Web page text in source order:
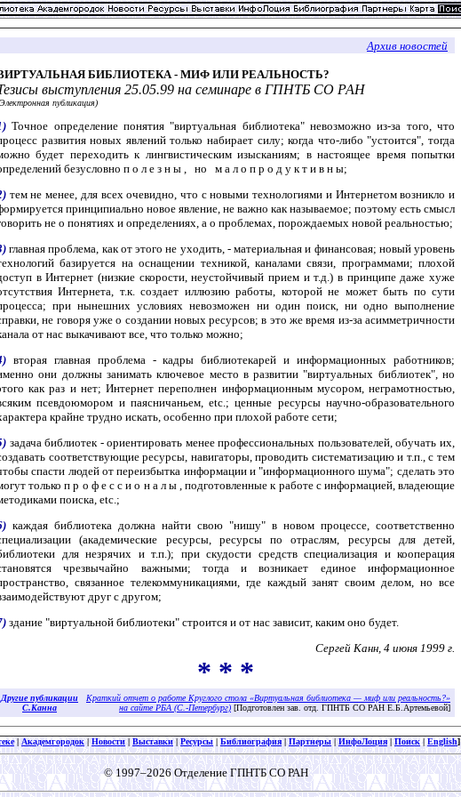
Архив новостей
БИБЛИОТЕКА - МИФ ИЛИ РЕАЛЬНОСТЬ?
выступления 25.05.99 на семинаре в ГПНТБ СО РАН
публикация)
Точное определение понятия "виртуальная библиотека" невозможно из-за того, что
развития новых явлений только набирает силу; когда что-либо "устоится", тогда
будет переходить к лингвистическим изысканиям; в настоящее время попытки
безусловно п о л е з н ы , но м а л о п р о д у к т и в н ы;
тем не менее, для всех очевидно, что с новыми технологиями и Интернетом возникло и
принципиально новое явление, не важно как называемое; поэтому есть смысл
не о понятиях и определениях, а о проблемах, порождаемых новой реальностью;
главная проблема, как от этого не уходить, - материальная и финансовая; новый уровень
базируется на оснащении техникой, каналами связи, программами; плохой
в Интернет (низкие скорости, неустойчивый прием и т.д.) в принципе даже хуже
Интернета, т.к. создает иллюзию работы, которой не может быть по сути
при нынешних условиях невозможен ни один поиск, ни одно выполнение
не говоря уже о создании новых ресурсов; в это же время из-за асимметричности
от нас выкачивают все, что только можно;
вторая главная проблема - кадры библиотекарей и информационных работников;
они должны занимать ключевое место в развитии "виртуальных библиотек", но
как раз и нет; Интернет переполнен информационным мусором, неграмотностью,
псевдоюмором и паясничаньем, etc.; ценные ресурсы научно-образовательного
крайне трудно искать, особенно при плохой работе сети;
задача библиотек - ориентировать менее профессиональных пользователей, обучать их,
соответствующие ресурсы, навигаторы, проводить систематизацию и т.п., с тем
спасти людей от переизбытка информации и "информационного шума"; сделать это
толькоп р о ф е с с и о н а л ы , подготовленные к работе с информацией, владеющие
поиска, etc.;
каждая библиотека должна найти свою "нишу" в новом процессе, соответственно
(академические ресурсы, ресурсы по отраслям, ресурсы для детей,
для незрячих и т.п.); при скудости средств специализация и кооперация
чрезвычайно важными; тогда и возникает единое информационное
связанное телекоммуникациями, где каждый занят своим делом, но все
друг с другом;
здание "виртуальной библиотеки" строится и от нас зависит, каким оно будет.
Сергей Канн, 4 июня 1999 г.
* * *
Другие публикации
С.Канна
Краткий отчет о работе Круглого стола «Виртуальная библиотека — миф или реальность?»
на сайте РБА (С.-Петербург) [Подготовлен зав. отд. ГПНТБ СО РАН Е.Б.Артемьевой]
| Академгородок | Новости | Выставки | Ресурсы | Библиография | Партнеры | ИнфоЛоция| Поиск | English]
© 1997–2026 Отделение ГПНТБ СО РАН